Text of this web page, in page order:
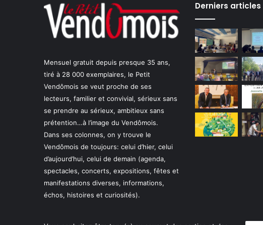
Mensuel gratuit depuis presque 35 ans,
tiré à 28 000 exemplaires, le Petit
Vendômois se veut proche de ses
lecteurs, familier et convivial, sérieux sans
se prendre au sérieux, ambitieux sans
prétention…à l’image du Vendômois.
Dans ses colonnes, on y trouve le
Vendômois de toujours: celui d’hier, celui
d’aujourd’hui, celui de demain (agenda,
spectacles, concerts, expositions, fêtes et
manifestations diverses, informations,
échos, histoires et curiosités).
Derniers articles